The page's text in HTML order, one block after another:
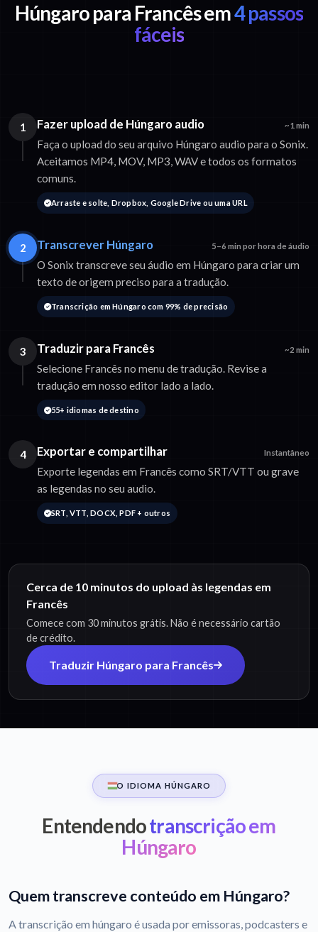
Húngaro para Francês em4 passos
fáceis
1 Fazer upload de Húngaro audio ~1 min
Faça o upload do seu arquivo Húngaro audio para o Sonix.
Aceitamos MP4, MOV, MP3, WAV e todos os formatos
comuns.
Arraste e solte, Dropbox, Google Drive ou uma URL
2 Transcrever Húngaro 5–6 min por hora de áudio
O Sonix transcreve seu áudio em Húngaro para criar um
texto de origem preciso para a tradução.
Transcrição em Húngaro com 99% de precisão
3 Traduzir para Francês ~2 min
Selecione Francês no menu de tradução. Revise a
tradução em nosso editor lado a lado.
55+ idiomas de destino
4 Exportar e compartilhar Instantâneo
Exporte legendas em Francês como SRT/VTT ou grave
as legendas no seu audio.
SRT, VTT, DOCX, PDF + outros
Cerca de 10 minutos do upload às legendas em
Francês
Comece com 30 minutos grátis. Não é necessário cartão
de crédito.
Traduzir Húngaro para Francês
O IDIOMA HÚNGARO
Entendendotranscrição em
Húngaro
Quem transcreve conteúdo em Húngaro?
A transcrição em húngaro é usada por emissoras, podcasters e